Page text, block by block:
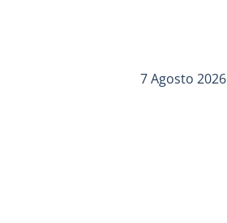
7 Agosto 2026